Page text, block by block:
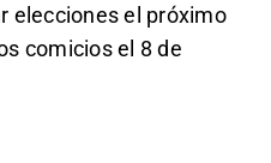
elecciones el próximo
comicios el 8 de